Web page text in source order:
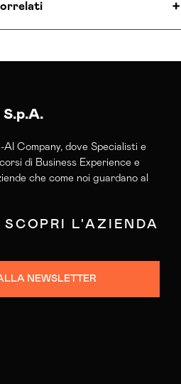
Foggia
Marketing Foggia
Foggia
Foggia
Advertising Foggia
Google Ads Foggia
Foggia
Company, dove Specialisti e
di Business Experience e
che come noi guardano al
SCOPRI L'AZIENDA
NEWSLETTER